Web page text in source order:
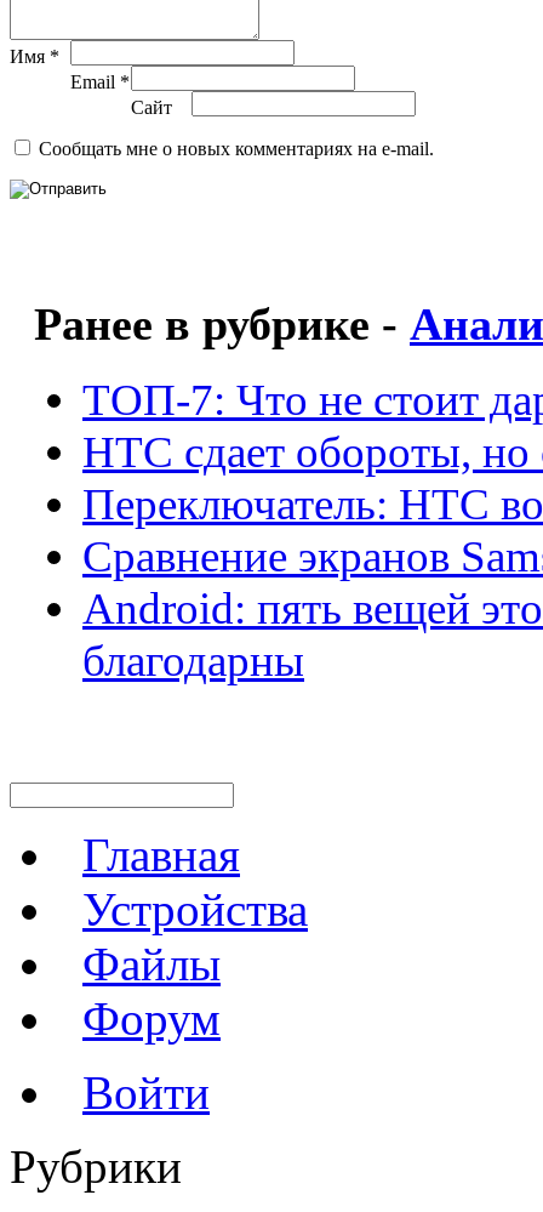
Имя *
Email *
Сайт
Сообщать мне о новых комментариях на e-mail.
Ранее в рубрике -
ТОП-7: Что не стоит
HTC сдает обороты, но
Переключатель: HTC
Сравнение экранов
Android: пять вещей
благодарны
Главная
Устройства
Файлы
Форум
Войти
Рубрики